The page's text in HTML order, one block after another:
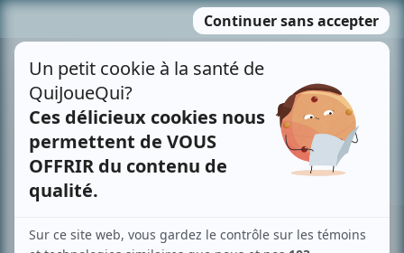
MENU
contenu
Recherche avancée »